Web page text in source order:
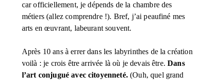
car officiellement, je dépends de la chambre des
métiers (allez comprendre !). Bref, j’ai peaufiné mes
arts en œuvrant, labeurant souvent.
Après 10 ans à errer dans les labyrinthes de la création
voilà : je crois être arrivée là où je devais être. Dans
l’art conjugué avec citoyenneté. (Ouh, quel grand